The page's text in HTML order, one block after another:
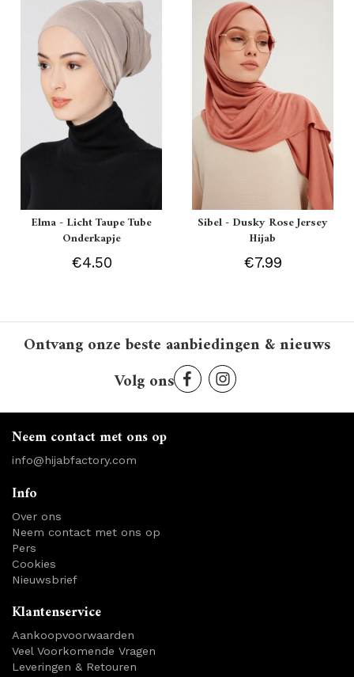
Elma - Licht Taupe Tube
Onderkapje
€4.50
Sibel - Dusky Rose Jersey
Hijab
€7.99
Ontvang onze beste aanbiedingen & nieuws
Volg ons
Neem contact met ons op
info@hijabfactory.com
Info
Over ons
Neem contact met ons op
Pers
Cookies
Nieuwsbrief
Klantenservice
Aankoopvoorwaarden
Veel Voorkomende Vragen
Leveringen & Retouren